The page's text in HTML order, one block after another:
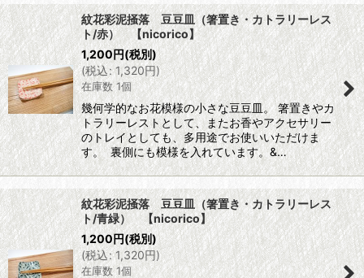
紋花彩泥掻落 豆豆皿（箸置き・カトラリーレス
ト/赤） 【nicorico】
1,200円(税別)
(税込: 1,320円)
在庫数 1個
幾何学的なお花模様の小さな豆豆皿。 箸置きやカ
トラリーレストとして、またお香やアクセサリー
のトレイとしても、多用途でお使いいただけま
す。 裏側にも模様を入れています。&…
紋花彩泥掻落 豆豆皿（箸置き・カトラリーレス
ト/青緑） 【nicorico】
1,200円(税別)
(税込: 1,320円)
在庫数 1個